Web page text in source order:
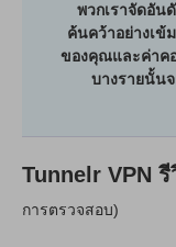
พวกเราจัดอัน
ค้นคว้าอย่างเข้
ของคุณและค่าค
บางรายนั้น
Tunnelr VPN รี
การตรวจสอบ)